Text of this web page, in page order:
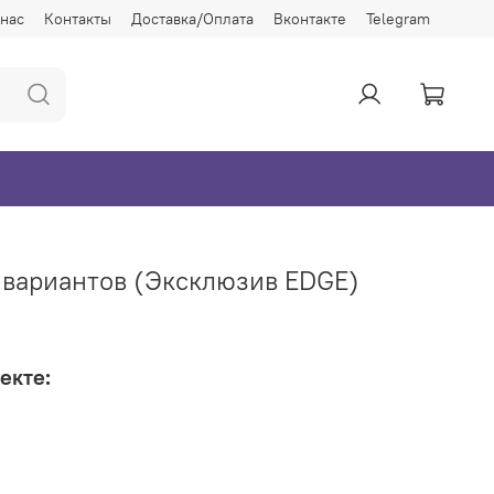
Контакты Доставка/Оплата Вконтакте Telegram
(Эксклюзив EDGE)